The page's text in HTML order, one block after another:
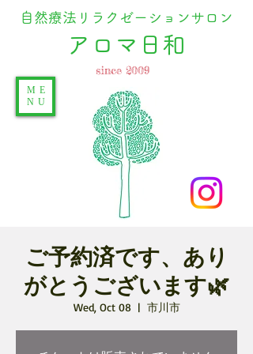
自然療法リラクゼーションサロン
​アロマ日和
ME
NU
since 2009
ご予約済です、あり
がとうございます🌿
Wed, Oct 08
  |
市川市